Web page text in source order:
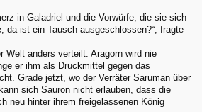
in Galadriel und die Vorwürfe, die sie sich
da ist ein Tausch ausgeschlossen?“, fragte
Welt anders verteilt. Aragorn wird nie
er ihm als Druckmittel gegen das
Grade jetzt, wo der Verräter Saruman über
sich Sauron nicht erlauben, dass die
neu hinter ihrem freigelassenen König